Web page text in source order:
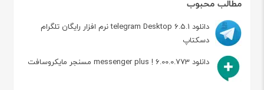
مطالب محبوب
دانلود telegram Desktop 6.5.1 نرم افزار رایگان تلگرام
دسکتاپ
دانلود messenger plus ! 6.00.0.773 مسنجر مایکروسافت